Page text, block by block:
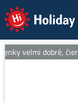
Holiday
velmi dobré,